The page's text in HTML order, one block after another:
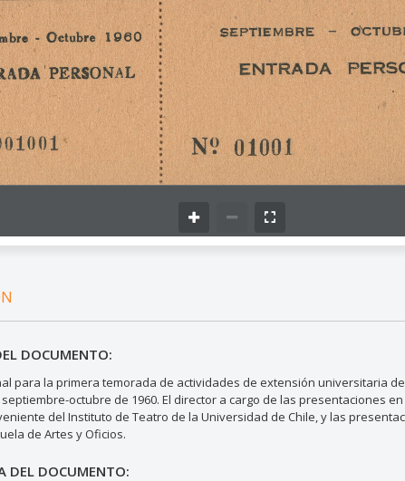
DOCUMENTO:
para la primera temorada de actividades de extensión universitaria
octubre de 1960. El director a cargo de las presentaciones
del Instituto de Teatro de la Universidad de Chile, y las
de Artes y Oficios.
DEL DOCUMENTO: